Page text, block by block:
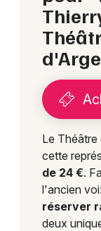
Le
cette
de 24 €.
l'ancien
réserver
deux